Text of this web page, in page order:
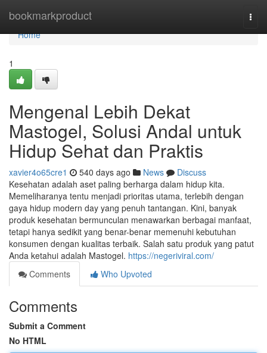
bookmarkproduct
Home
Home
1
Mengenal Lebih Dekat
Mastogel, Solusi Andal untuk
Hidup Sehat dan Praktis
xavier4o65cre1 540 days ago News
Discuss
Kesehatan adalah aset paling berharga dalam hidup kita.
Memeliharanya tentu menjadi prioritas utama, terlebih dengan
gaya hidup modern day yang penuh tantangan. Kini, banyak
produk kesehatan bermunculan menawarkan berbagai manfaat,
tetapi hanya sedikit yang benar-benar memenuhi kebutuhan
konsumen dengan kualitas terbaik. Salah satu produk yang patut
Anda ketahui adalah Mastogel. https://negeriviral.com/
Comments
Who Upvoted
Comments
Submit a Comment
No HTML